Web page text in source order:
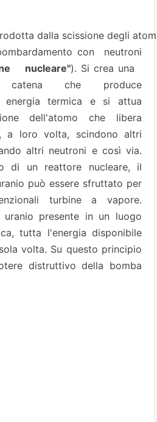
dalla scissione degli
con
neutroni
nucleare"). Si crea una
che produce
termica e si attua
dell'atomo che libera
a loro volta, scindono altri
altri neutroni e così via.
di un reattore nucleare, il
può essere sfruttato per
turbine a vapore.
presente in un luogo
tutta l'energia disponibile
volta. Su questo principio
distruttivo della bomba